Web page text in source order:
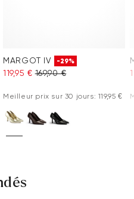
MARGOT IV -29%
119,95 € 169,90 €
Meilleur prix sur 30 jours: 119,95 €